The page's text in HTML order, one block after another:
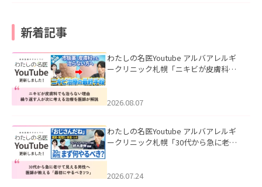
新着記事
わたしの名医Youtube アルバアレルギ
ークリニック札幌「ニキビが皮膚科で
ました。
2026.08.07
わたしの名医Youtube アルバアレルギ
ークリニック札幌「30代から急に老け
た。
2026.07.24